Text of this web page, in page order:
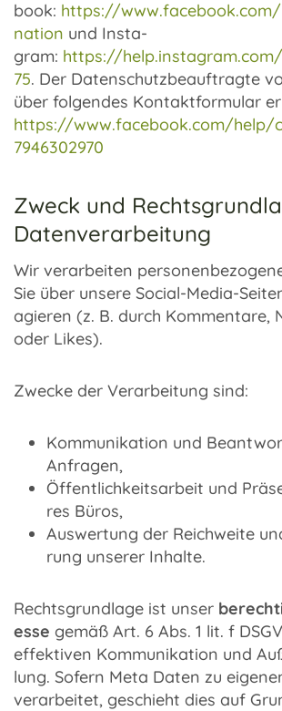
book: https://
nation und Insta­
gram: https://help.instagram.com/
75. Der Daten­schutz­be­auf­tragte
über folgen­des Kontakt­for­mu­lar
https://www.facebook.com/help/
7946302970
Zweck und
Datenverarbeitung
Wir verar­bei­ten
Sie über unsere Social-Media-
agie­ren (z. B. durch Kommen­tare,
oder Likes).
Zwecke der Verar­bei­tung sind:
Kommu­ni­ka­tion und
Anfra­gen,
Öffent­lich­keits­ar­beit und
res Büros,
Auswer­tung der Reich­weite
rung unse­rer Inhalte.
Rechts­grund­lage ist unser
esse gemäß Art. 6 Abs. 1 lit. f
effek­ti­ven Kommu­ni­ka­tion und
lung. Sofern Meta Daten zu
verar­bei­tet, geschieht dies auf